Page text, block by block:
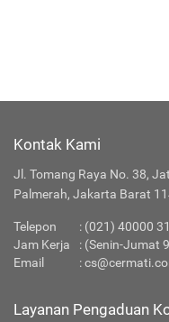
Kontak Kami
Jl. Tomang Raya No. 38,
Palmerah, Jakarta Barat
Telepon : (021) 40000
Jam Kerja
: (Senin-Jumat
Email
:
Layanan Pengaduan